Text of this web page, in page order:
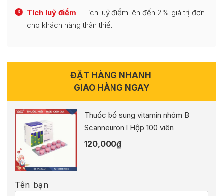
3 Tích luỹ điểm - Tích luỹ điểm lên đến 2% giá trị đơn
cho khách hàng thân thiết.
ĐẶT HÀNG NHANH
GIAO HÀNG NGAY
Thuốc bổ sung vitamin nhóm B
Scanneuron l Hộp 100 viên
120,000₫
Tên bạn